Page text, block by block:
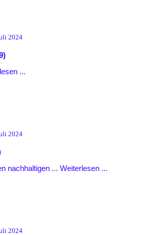
2024
...
2024
nachhaltigen ... Weiterlesen ...
2024